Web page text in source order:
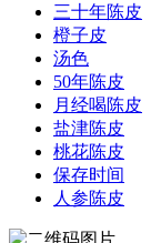
三十年陈皮
橙子皮
汤色
50年陈皮
月经喝陈皮
盐津陈皮
桃花陈皮
保存时间
人参陈皮